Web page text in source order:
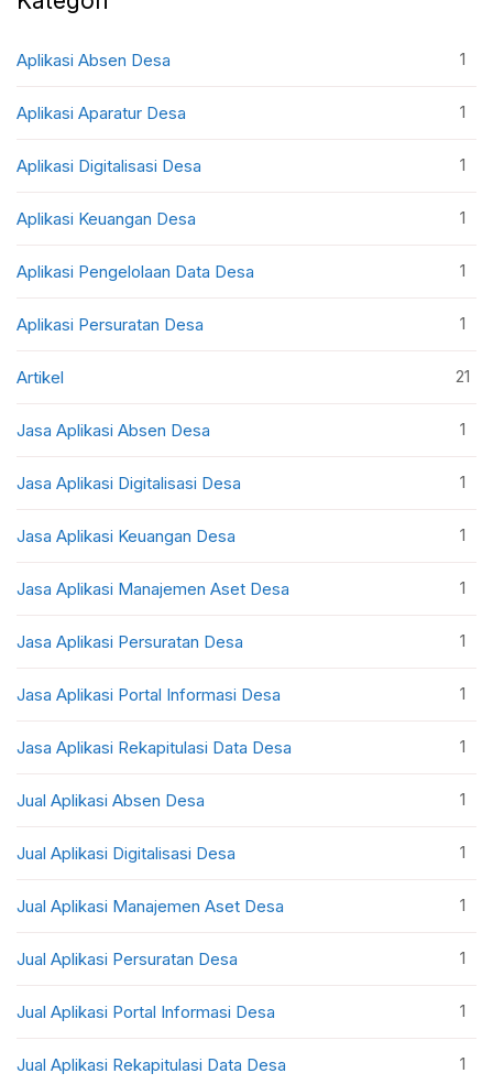
Aplikasi Absen Desa 1
Aplikasi Aparatur Desa 1
Aplikasi Digitalisasi Desa 1
Aplikasi Keuangan Desa 1
Aplikasi Pengelolaan Data Desa 1
Aplikasi Persuratan Desa 1
Artikel 21
Jasa Aplikasi Absen Desa 1
Jasa Aplikasi Digitalisasi Desa 1
Jasa Aplikasi Keuangan Desa 1
Jasa Aplikasi Manajemen Aset Desa 1
Jasa Aplikasi Persuratan Desa 1
Jasa Aplikasi Portal Informasi Desa 1
Jasa Aplikasi Rekapitulasi Data Desa 1
Jual Aplikasi Absen Desa 1
Jual Aplikasi Digitalisasi Desa 1
Jual Aplikasi Manajemen Aset Desa 1
Jual Aplikasi Persuratan Desa 1
Jual Aplikasi Portal Informasi Desa 1
Jual Aplikasi Rekapitulasi Data Desa 1